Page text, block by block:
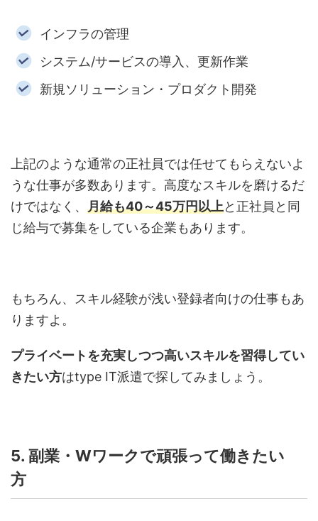
インフラの管理
システム/サービスの導入、更新作業
新規ソリューション・プロダクト開発
上記のような通常の正社員では任せてもらえないよ
うな仕事が多数あります。高度なスキルを磨けるだ
けではなく、 月給も40～45万円以上と正社員と同
じ給与で募集をしている企業もあります。
もちろん、スキル経験が浅い登録者向けの仕事もあ
りますよ。
プライベートを充実しつつ高いスキルを習得してい
きたい方はtype IT派遣で探してみましょう。
5. 副業・ Wワークで頑張って働きたい
方